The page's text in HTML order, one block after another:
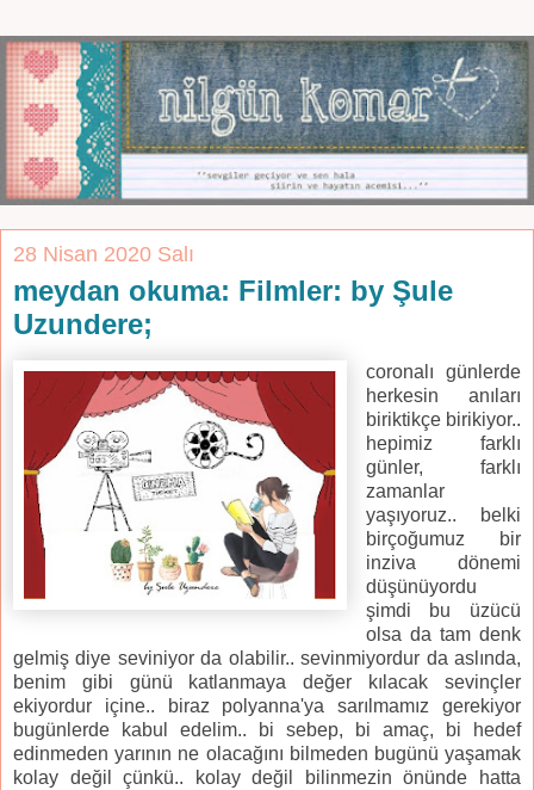
28 Nisan 2020 Salı
meydan okuma: Filmler: by Şule
Uzundere;
coronalı günlerde
herkesin anıları
biriktikçe birikiyor..
hepimiz farklı
günler, farklı
zamanlar
yaşıyoruz.. belki
birçoğumuz bir
inziva dönemi
düşünüyordu
şimdi bu üzücü
olsa da tam denk
gelmiş diye seviniyor da olabilir.. sevinmiyordur da aslında,
benim gibi günü katlanmaya değer kılacak sevinçler
ekiyordur içine.. biraz polyanna'ya sarılmamız gerekiyor
bugünlerde kabul edelim.. bi sebep, bi amaç, bi hedef
edinmeden yarının ne olacağını bilmeden bugünü yaşamak
kolay değil çünkü.. kolay değil bilinmezin önünde hatta